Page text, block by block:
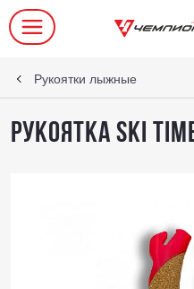
Рукоятки лыжные
Рукоятка SKI